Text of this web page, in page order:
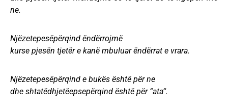
ne.
Njëzetepesëpërqind ëndërrojmë
kurse pjesën tjetër e kanë mbuluar ëndërrat e vrara.
Njëzetepesëpërqind e bukës është për ne
dhe shtatëdhjetëepsepërqind është për “ata“.